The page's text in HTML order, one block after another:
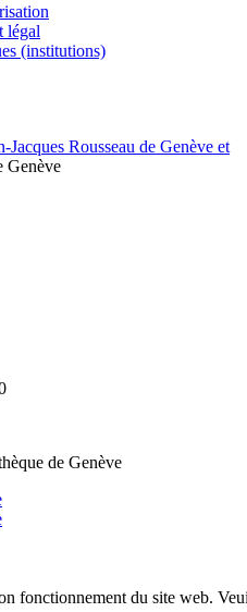
légal
(institutions)
de Genève
fonctionnement du site web.